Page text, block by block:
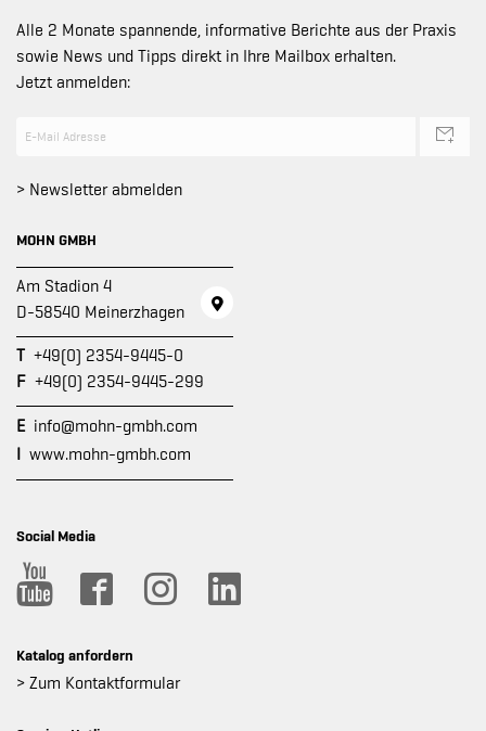
Alle 2 Monate spannende, informative Berichte aus der Praxis
sowie News und Tipps direkt in Ihre Mailbox erhalten.
Jetzt anmelden:
> Newsletter abmelden
MOHN GMBH
Am Stadion 4
D-58540 Meinerzhagen
T +49(0) 2354-9445-0
F +49(0) 2354-9445-299
E info@mohn-gmbh.com
I www.mohn-gmbh.com
Social Media
Katalog anfordern
> Zum Kontaktformular